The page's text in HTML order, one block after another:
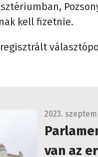
kell fizetnie.
2023.
van az